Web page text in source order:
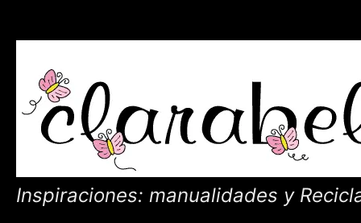
Inspiraciones: manualidades y